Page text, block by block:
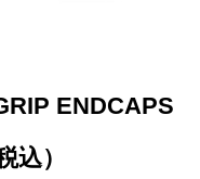
ENDCAPS
込）